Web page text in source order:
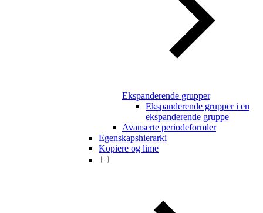
Ekspanderende grupper
Ekspanderende grupper i en
ekspanderende gruppe
Avanserte periodeformler
Egenskapshierarki
Kopiere og lime